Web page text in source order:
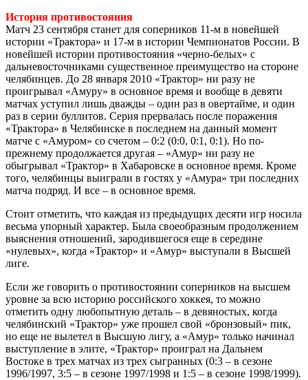
История противостояния
Матч 23 сентября станет для соперников 11-м в новейшей
истории «Трактора» и 17-м в истории Чемпионатов России. В
новейшей истории противостояния «черно-белых» с
дальневосточниками существенное преимущество на стороне
челябинцев. До 28 января 2010 «Трактор» ни разу не
проигрывал «Амуру» в основное время и вообще в девяти
матчах уступил лишь дважды – один раз в овертайме, и один
раз в серии буллитов. Серия прервалась после поражения
«Трактора» в Челябинске в последнем на данный момент
матче с «Амуром» со счетом – 0:2 (0:0, 0:1, 0:1). Но по-
прежнему продолжается другая – «Амур» ни разу не
обыгрывал «Трактор» в Хабаровске в основное время. Кроме
того, челябинцы выиграли в гостях у «Амура» три последних
матча подряд. И все – в основное время.
Стоит отметить, что каждая из предыдущих десяти игр носила
весьма упорный характер. Была своеобразным продолжением
выяснения отношений, зародившегося еще в середине
«нулевых», когда «Трактор» и «Амур» выступали в Высшей
лиге.
Если же говорить о противостоянии соперников на высшем
уровне за всю историю российского хоккея, то можно
отметить одну любопытную деталь – в девяностых, когда
челябинский «Трактор» уже прошел свой «бронзовый» пик,
но еще не вылетел в Высшую лигу, а «Амур» только начинал
выступление в элите, «Трактор» проиграл на Дальнем
Востоке в трех матчах из трех сыгранных (0:3 – в сезоне
1996/1997, 3:5 – в сезоне 1997/1998 и 1:5 – в сезоне 1998/1999).